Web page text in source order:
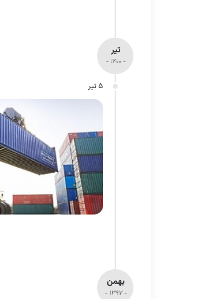
تیر
- 1400 -
5 تیر
بهمن
- 1397 -